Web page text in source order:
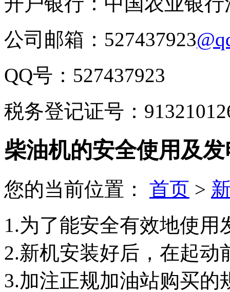
公司邮箱：527437923
QQ号：527437923
税务登记证号：
柴油机的安全使用及
您的当前位置： 首页 >
1.为了能安全有效地使用
2.新机安装好后，在起动
3.加注正规加油站购买